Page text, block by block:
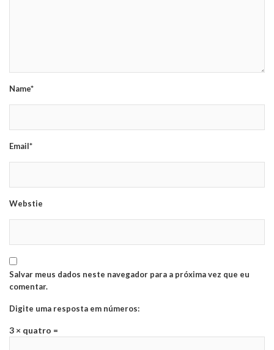
Name*
Email*
Webstie
Salvar meus dados neste navegador para a próxima vez que eu
comentar.
Digite uma resposta em números:
3 × quatro =